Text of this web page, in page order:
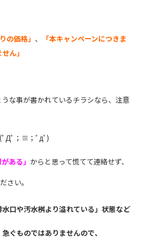
価格」 、
「本キャンペーンにつきま
ん」
な事が書かれているチラシなら、注意
ﾟДﾟ；≡；ﾟдﾟ)
ある」 からと思って慌てて連絡せず、
さい。
水口や汚水桝より溢れている」状態など
ぐものではありませんので、